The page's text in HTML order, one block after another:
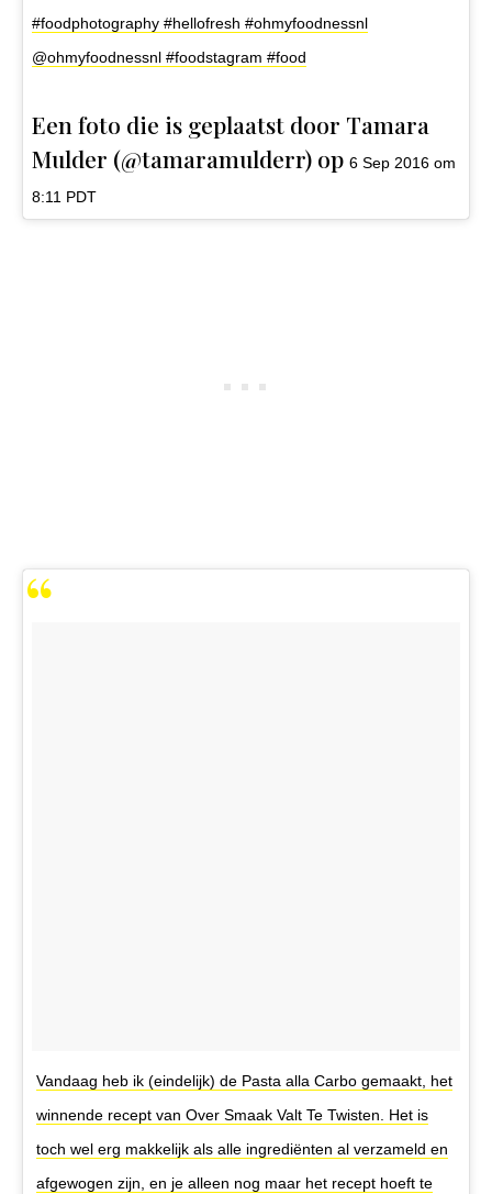
#foodphotography #hellofresh #ohmyfoodnessnl
@ohmyfoodnessnl #foodstagram #food
Een foto die is geplaatst door Tamara
Mulder (@tamaramulderr) op 6 Sep 2016 om
8:11 PDT
Vandaag heb ik (eindelijk) de Pasta alla Carbo gemaakt, het
winnende recept van Over Smaak Valt Te Twisten. Het is
toch wel erg makkelijk als alle ingrediënten al verzameld en
afgewogen zijn, en je alleen nog maar het recept hoeft te